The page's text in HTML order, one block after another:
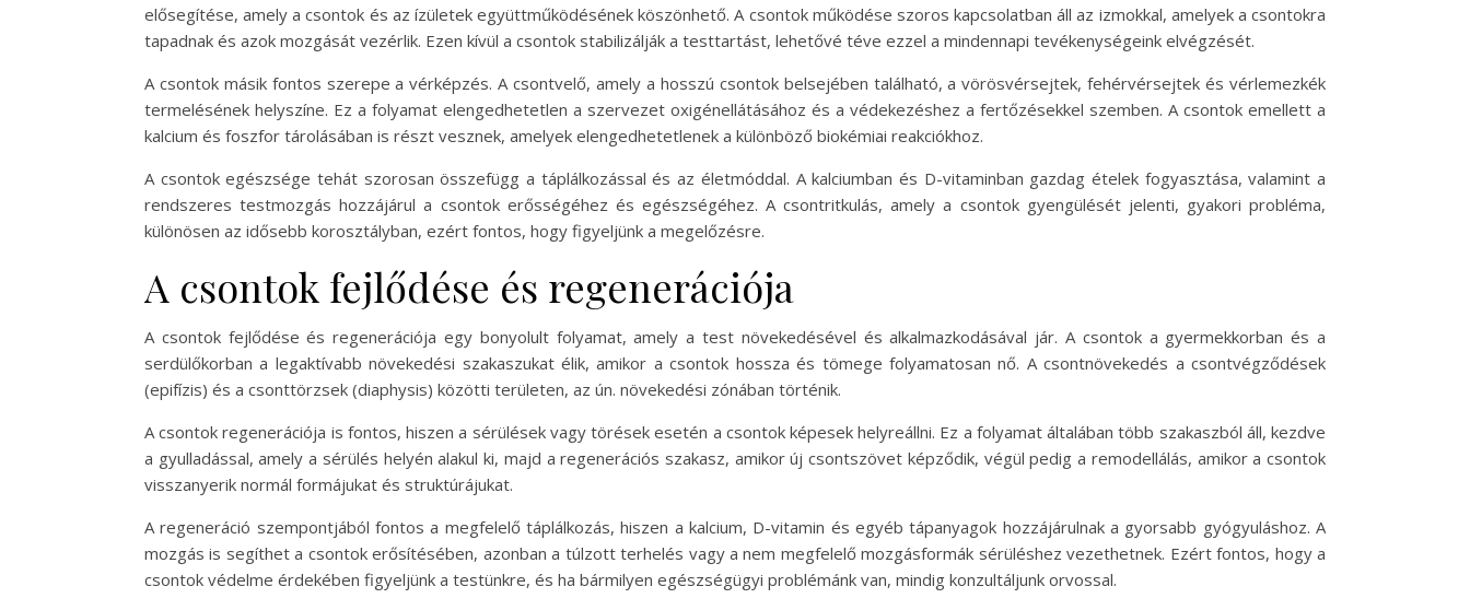
elősegítése, amely a csontok és az ízületek együttműködésének köszönhető. A csontok működése szoros kapcsolatban áll az izmokkal, amelyek a csontokra
tapadnak és azok mozgását vezérlik. Ezen kívül a csontok stabilizálják a testtartást, lehetővé téve ezzel a mindennapi tevékenységeink elvégzését.
A csontok másik fontos szerepe a vérképzés. A csontvelő, amely a hosszú csontok belsejében található, a vörösvérsejtek, fehérvérsejtek és vérlemezkék
termelésének helyszíne. Ez a folyamat elengedhetetlen a szervezet oxigénellátásához és a védekezéshez a fertőzésekkel szemben. A csontok emellett a
kalcium és foszfor tárolásában is részt vesznek, amelyek elengedhetetlenek a különböző biokémiai reakciókhoz.
A csontok egészsége tehát szorosan összefügg a táplálkozással és az életmóddal. A kalciumban és D-vitaminban gazdag ételek fogyasztása, valamint a
rendszeres testmozgás hozzájárul a csontok erősségéhez és egészségéhez. A csontritkulás, amely a csontok gyengülését jelenti, gyakori probléma,
különösen az idősebb korosztályban, ezért fontos, hogy figyeljünk a megelőzésre.
A csontok fejlődése és regenerációja
A csontok fejlődése és regenerációja egy bonyolult folyamat, amely a test növekedésével és alkalmazkodásával jár. A csontok a gyermekkorban és a
serdülőkorban a legaktívabb növekedési szakaszukat élik, amikor a csontok hossza és tömege folyamatosan nő. A csontnövekedés a csontvégződések
(epifízis) és a csonttörzsek (diaphysis) közötti területen, az ún. növekedési zónában történik.
A csontok regenerációja is fontos, hiszen a sérülések vagy törések esetén a csontok képesek helyreállni. Ez a folyamat általában több szakaszból áll, kezdve
a gyulladással, amely a sérülés helyén alakul ki, majd a regenerációs szakasz, amikor új csontszövet képződik, végül pedig a remodellálás, amikor a csontok
visszanyerik normál formájukat és struktúrájukat.
A regeneráció szempontjából fontos a megfelelő táplálkozás, hiszen a kalcium, D-vitamin és egyéb tápanyagok hozzájárulnak a gyorsabb gyógyuláshoz. A
mozgás is segíthet a csontok erősítésében, azonban a túlzott terhelés vagy a nem megfelelő mozgásformák sérüléshez vezethetnek. Ezért fontos, hogy a
csontok védelme érdekében figyeljünk a testünkre, és ha bármilyen egészségügyi problémánk van, mindig konzultáljunk orvossal.